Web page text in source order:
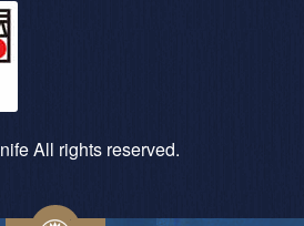
All rights reserved.